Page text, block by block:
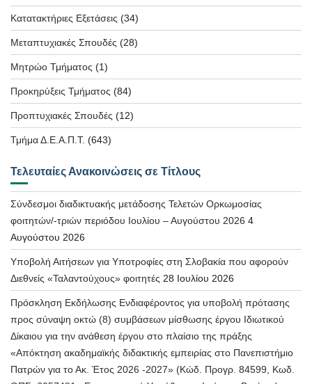
Κατατακτήριες Εξετάσεις (34)
Μεταπτυχιακές Σπουδές (28)
Μητρώο Τμήματος (1)
Προκηρύξεις Τμήματος (84)
Προπτυχιακές Σπουδές (12)
Τμήμα Δ.Ε.Α.Π.Τ. (643)
Τελευταίες Ανακοινώσεις σε Τίτλους
Σύνδεσμοι διαδικτυακής μετάδοσης Τελετών Ορκωμοσίας
φοιτητών/-τριών περιόδου Ιουλίου – Αυγούστου 2026 4
Αυγούστου 2026
Υποβολή Αιτήσεων για Υποτροφίες στη Σλοβακία που αφορούν
Διεθνείς «Ταλαντούχους» φοιτητές 28 Ιουλίου 2026
Πρόσκληση Εκδήλωσης Ενδιαφέροντος για υποβολή πρότασης
προς σύναψη οκτώ (8) συμβάσεων μίσθωσης έργου Ιδιωτικού
Δίκαιου για την ανάθεση έργου στο πλαίσιο της πράξης
«Απόκτηση ακαδημαϊκής διδακτικής εμπειρίας στο Πανεπιστήμιο
Πατρών για το Ακ. Έτος 2026 -2027» (Κώδ. Προγρ. 84599, Κωδ.